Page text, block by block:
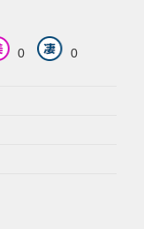
0 0